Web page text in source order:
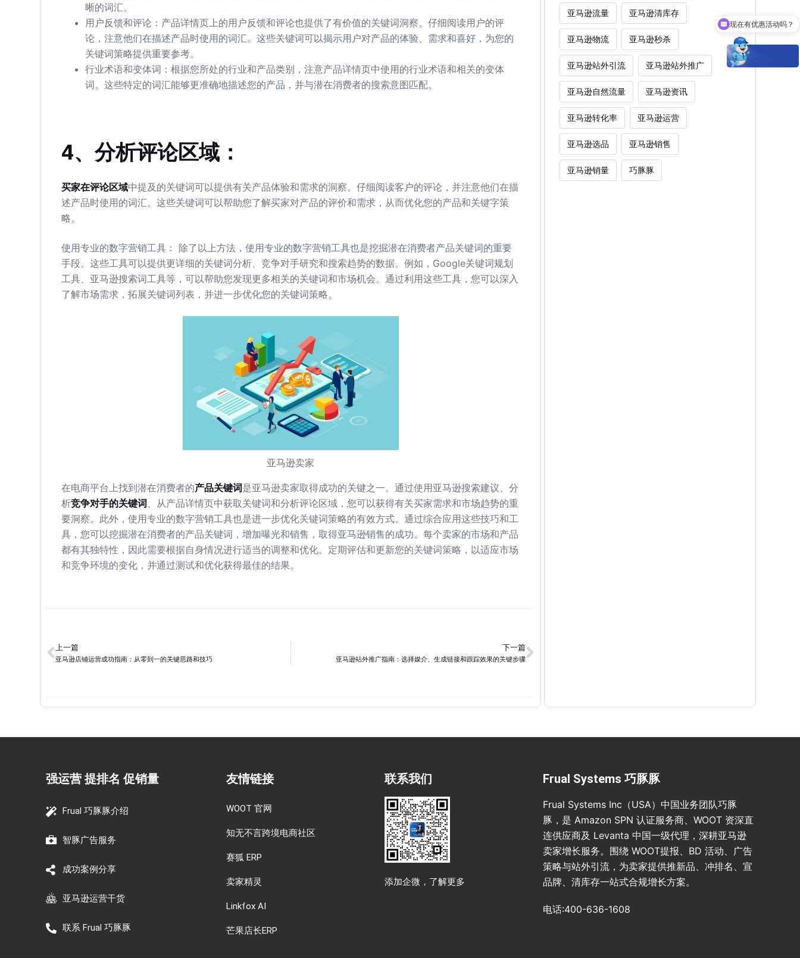
晰的词汇。
用户反馈和评论：产品详情页上的用户反馈和评论也提供了有价值的关键词洞察。仔细阅读用户的评
论，注意他们在描述产品时使用的词汇。这些关键词可以揭示用户对产品的体验、需求和喜好，为您的
关键词策略提供重要参考。
行业术语和变体词：根据您所处的行业和产品类别，注意产品详情页中使用的行业术语和相关的变体
词。这些特定的词汇能够更准确地描述您的产品，并与潜在消费者的搜索意图匹配。
4、分析评论区域：
买家在评论区域中提及的关键词可以提供有关产品体验和需求的洞察。仔细阅读客户的评论，并注意他们在描
述产品时使用的词汇。这些关键词可以帮助您了解买家对产品的评价和需求，从而优化您的产品和关键字策
略。
使用专业的数字营销工具： 除了以上方法，使用专业的数字营销工具也是挖掘潜在消费者产品关键词的重要
手段。这些工具可以提供更详细的关键词分析、竞争对手研究和搜索趋势的数据。例如，Google关键词规划
工具、亚马逊搜索词工具等，可以帮助您发现更多相关的关键词和市场机会。通过利用这些工具，您可以深入
了解市场需求，拓展关键词列表，并进一步优化您的关键词策略。
亚马逊卖家
在电商平台上找到潜在消费者的产品关键词是亚马逊卖家取得成功的关键之一。通过使用亚马逊搜索建议、分
析竞争对手的关键词 、从产品详情页中获取关键词和分析评论区域，您可以获得有关买家需求和市场趋势的重
要洞察。此外，使用专业的数字营销工具也是进一步优化关键词策略的有效方式。通过综合应用这些技巧和工
具，您可以挖掘潜在消费者的产品关键词，增加曝光和销售，取得亚马逊销售的成功。每个卖家的市场和产品
都有其独特性，因此需要根据自身情况进行适当的调整和优化。定期评估和更新您的关键词策略，以适应市场
和竞争环境的变化，并通过测试和优化获得最佳的结果。
上一篇
亚马逊店铺运营成功指南：从零到一的关键思路和技巧
下一篇
亚马逊站外推广指南：选择媒介、生成链接和跟踪效果的关键步骤
亚马逊流量 亚马逊清库存
亚马逊物流 亚马逊秒杀
亚马逊站外引流 亚马逊站外推广
亚马逊自然流量 亚马逊资讯
亚马逊转化率 亚马逊运营
亚马逊选品 亚马逊销售
亚马逊销量 巧豚豚
强运营 提排名 促销量
Frual 巧豚豚介绍
智豚广告服务
成功案例分享
亚马逊运营干货
联系 Frual 巧豚豚
友情链接
WOOT 官网
知无不言跨境电商社区
赛狐 ERP
卖家精灵
Linkfox AI
芒果店长ERP
联系我们
添加企微，了解更多
Frual Systems 巧豚豚
Frual Systems Inc（USA）中国业务团队巧豚
豚，是 Amazon SPN 认证服务商、WOOT 资深直
连供应商及 Levanta 中国一级代理，深耕亚马逊
卖家增长服务。围绕 WOOT提报、BD 活动、广告
策略与站外引流，为卖家提供推新品、冲排名、宣
品牌、清库存一站式合规增长方案。
电话:400-636-1608
现在有优惠活动吗？